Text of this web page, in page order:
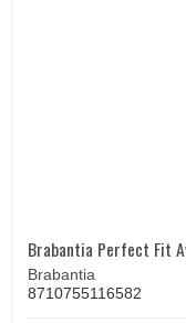
Brabantia Perfect Fit
Brabantia
8710755116582